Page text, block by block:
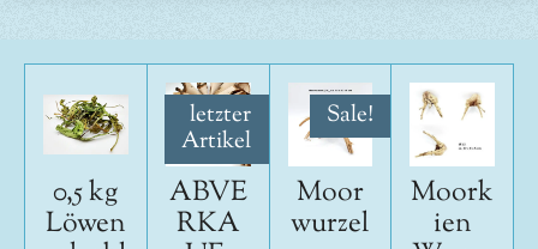
0,5 kg
Löwen
letzter
Artikel
ABVE
RKA
Sale!
Moor
wurzel
Moork
ien